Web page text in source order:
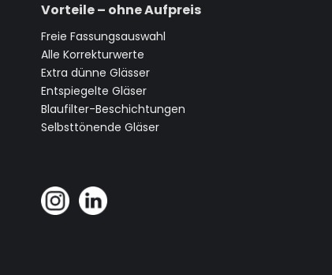
Vorteile – ohne Aufpreis
Freie Fassungsauswahl
Alle Korrekturwerte
Extra dünne Glässer
Entspiegelte Gläser
Blaufilter-Beschichtungen
Selbsttönende Gläser